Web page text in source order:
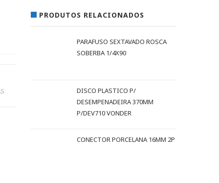
PRODUTOS RELACIONADOS
PARAFUSO SEXTAVADO ROSCA
SOBERBA 1/4X90
DISCO PLASTICO P/
DESEMPENADEIRA 370MM
P/DEV710 VONDER
CONECTOR PORCELANA 16MM 2P